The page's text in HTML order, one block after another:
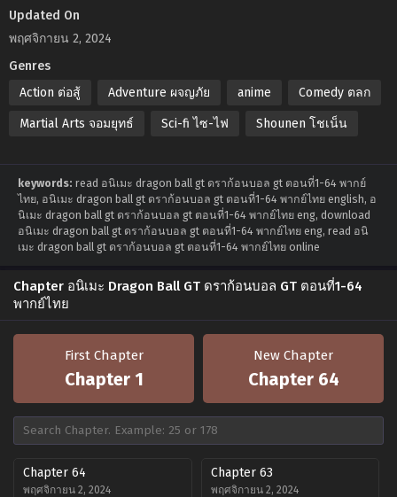
Updated On
พฤศจิกายน 2, 2024
Genres
Action ต่อสู้
Adventure ผจญภัย anime Comedy ตลก
Martial Arts จอมยุทธ์ Sci-fi ไซ-ไฟ Shounen โชเน็น
keywords: read อนิเมะ dragon ball gt ดราก้อนบอล gt ตอนที่1-64 พากย์
ไทย, อนิเมะ dragon ball gt ดราก้อนบอล gt ตอนที่1-64 พากย์ไทย english, อ
นิเมะ dragon ball gt ดราก้อนบอล gt ตอนที่1-64 พากย์ไทย eng, download
อนิเมะ dragon ball gt ดราก้อนบอล gt ตอนที่1-64 พากย์ไทย eng, read อนิ
เมะ dragon ball gt ดราก้อนบอล gt ตอนที่1-64 พากย์ไทย online
Chapter อนิเมะ Dragon Ball GT ดราก้อนบอล GT ตอนที่1-64
พากย์ไทย
First Chapter
Chapter 1
New Chapter
Chapter 64
Chapter 64
พฤศจิกายน 2, 2024
Chapter 63
พฤศจิกายน 2, 2024